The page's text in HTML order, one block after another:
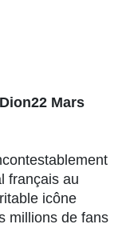
Mars
français au
icône
millions de fans